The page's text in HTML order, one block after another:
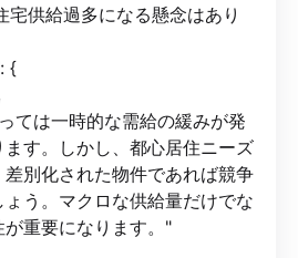
宅供給過多になる懸念はあり
{
ては一時的な需給の緩みが発
す。しかし、都心居住ニーズ
別化された物件であれば競争
う。マクロな供給量だけでな
が重要になります。"